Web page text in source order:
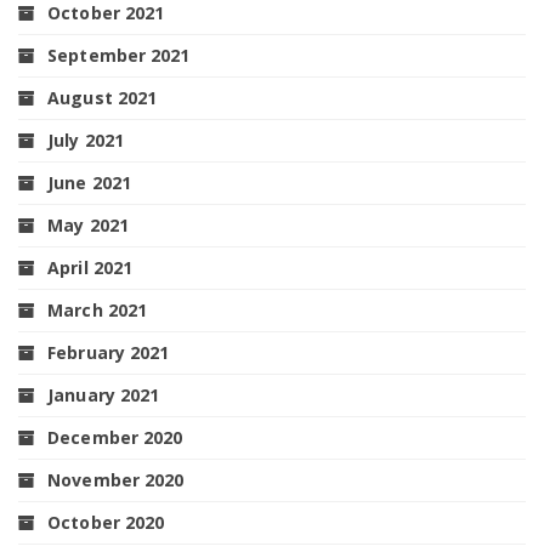
October 2021
September 2021
August 2021
July 2021
June 2021
May 2021
April 2021
March 2021
February 2021
January 2021
December 2020
November 2020
October 2020